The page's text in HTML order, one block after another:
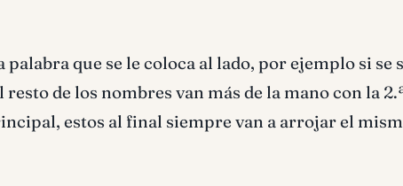
que se le coloca al lado, por ejemplo si se
resto de los nombres van más de la mano con la
estos al final siempre van a arrojar el